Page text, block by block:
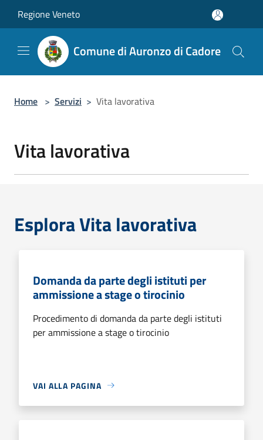
Regione Veneto
Comune di Auronzo di Cadore
Home > Servizi > Vita lavorativa
Vita lavorativa
Esplora Vita lavorativa
Domanda da parte degli istituti per
ammissione a stage o tirocinio
Procedimento di domanda da parte degli istituti
per ammissione a stage o tirocinio
VAI ALLA PAGINA